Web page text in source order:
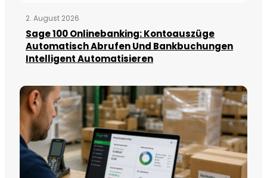
2. August 2026
Sage 100 Onlinebanking: Kontoauszüge
Automatisch Abrufen Und Bankbuchungen
Intelligent Automatisieren